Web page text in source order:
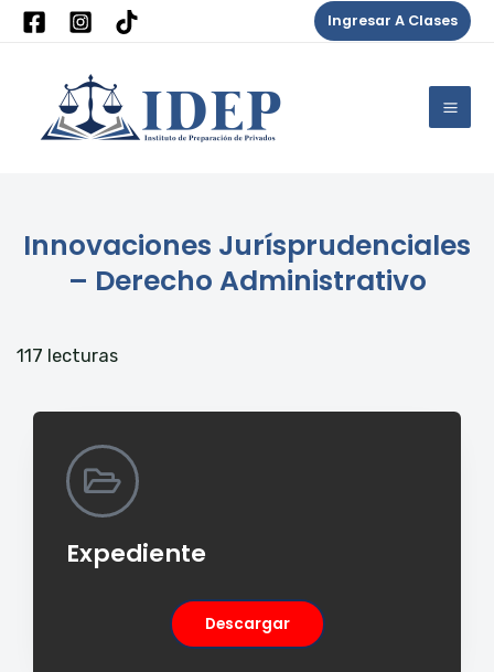
contenido
Ingresar A Clases
Innovaciones Jurísprudenciales
– Derecho Administrativo
117 lecturas
Expediente
Descargar